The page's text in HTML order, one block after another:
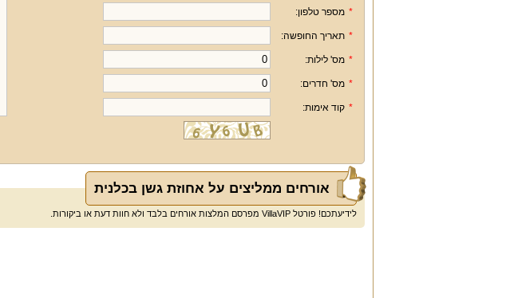
* מספר טלפון:
* תאריך החופשה:
* מס' לילות:
* מס' חדרים:
* קוד אימות:
אורחים ממליצים על אחוזת גשן בכלנית
לידיעתכם! פורטל VillaVIP מפרסם המלצות אורחים בלבד ולא חוות דעת או ביקורות.